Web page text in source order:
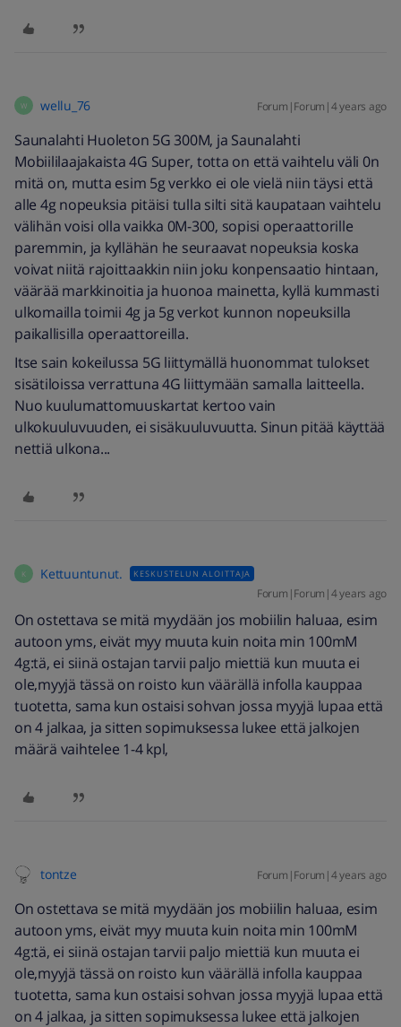
W wellu_76 Forum|Forum|4 years ago
Saunalahti Huoleton 5G 300M, ja Saunalahti
Mobiililaajakaista 4G Super, totta on että vaihtelu väli 0n
mitä on, mutta esim 5g verkko ei ole vielä niin täysi että
alle 4g nopeuksia pitäisi tulla silti sitä kaupataan vaihtelu
välihän voisi olla vaikka 0M-300, sopisi operaattorille
paremmin, ja kyllähän he seuraavat nopeuksia koska
voivat niitä rajoittaakkin niin joku konpensaatio hintaan,
väärää markkinoitia ja huonoa mainetta, kyllä kummasti
ulkomailla toimii 4g ja 5g verkot kunnon nopeuksilla
paikallisilla operaattoreilla.
Itse sain kokeilussa 5G liittymällä huonommat tulokset
sisätiloissa verrattuna 4G liittymään samalla laitteella.
Nuo kuulumattomuuskartat kertoo vain
ulkokuuluvuuden, ei sisäkuuluvuutta. Sinun pitää käyttää
nettiä ulkona...
K Kettuuntunut. KESKUSTELUN ALOITTAJA
Forum|Forum|4 years ago
On ostettava se mitä myydään jos mobiilin haluaa, esim
autoon yms, eivät myy muuta kuin noita min 100mM
4g:tä, ei siinä ostajan tarvii paljo miettiä kun muuta ei
ole,myyjä tässä on roisto kun väärällä infolla kauppaa
tuotetta, sama kun ostaisi sohvan jossa myyjä lupaa että
on 4 jalkaa, ja sitten sopimuksessa lukee että jalkojen
määrä vaihtelee 1-4 kpl,
tontze Forum|Forum|4 years ago
On ostettava se mitä myydään jos mobiilin haluaa, esim
autoon yms, eivät myy muuta kuin noita min 100mM
4g:tä, ei siinä ostajan tarvii paljo miettiä kun muuta ei
ole,myyjä tässä on roisto kun väärällä infolla kauppaa
tuotetta, sama kun ostaisi sohvan jossa myyjä lupaa että
on 4 jalkaa, ja sitten sopimuksessa lukee että jalkojen